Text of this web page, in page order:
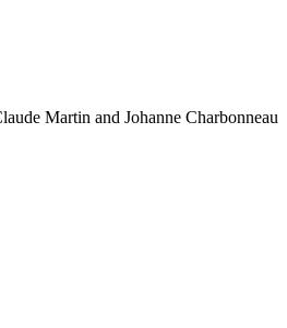
Martin and Johanne Charbonneau